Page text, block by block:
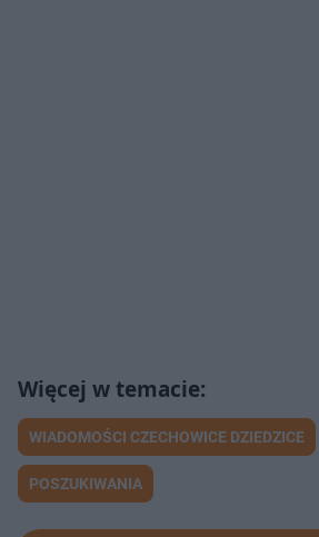
WIADOMOŚCI CZECHOWICE DZIEDZICE
POSZUKIWANIA